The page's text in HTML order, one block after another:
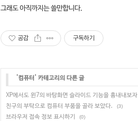
그래도 아직까지는 쓸만합니다.
공감 구독하기
컴퓨터 ' 카테고리의 다른 글
XP에서도 윈7의 바탕화면 슬라이드 기능을 흉내내보자
친구의 부탁으로 컴퓨터 부품을 골라 보았다. (3)
브라우저 접속 정보 표시하기 (0)